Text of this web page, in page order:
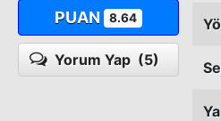
PUAN 8.64
Yorum Yap (5)